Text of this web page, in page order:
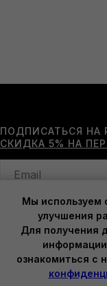
ПОДПИСАТЬСЯ НА
СКИДКА 5% НА
Нажимая на кнопку, вы
обработку
и соглашаетесь c
конфиденциальности.
Мы используем
улучшения
Для получения
ознакомиться с